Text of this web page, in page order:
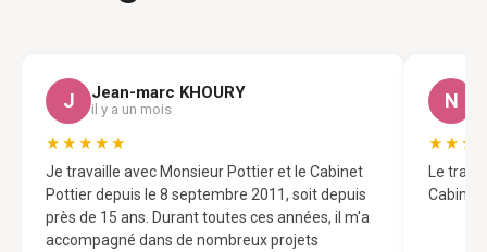
J Jean-marc KHOURY
il y a un mois
★★★★★
Je travaille avec Monsieur Pottier et le Cabinet
Pottier depuis le 8 septembre 2011, soit depuis
près de 15 ans. Durant toutes ces années, il m'a
accompagné dans de nombreux projets
N
Le
Cabinet